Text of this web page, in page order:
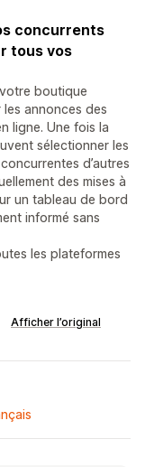
concurrents
tous vos
boutique
annonces des
ligne. Une fois la
sélectionner les
d’autres
des mises à
un tableau de bord
informé sans
les plateformes
Afficher l’original